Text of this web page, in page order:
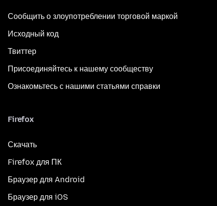
Сообщить о злоупотреблении торговой маркой
Исходный код
Твиттер
Присоединяйтесь к нашему сообществу
Ознакомьтесь с нашими статьями справки
Firefox
Скачать
Firefox для ПК
Браузер для Android
Браузер для iOS